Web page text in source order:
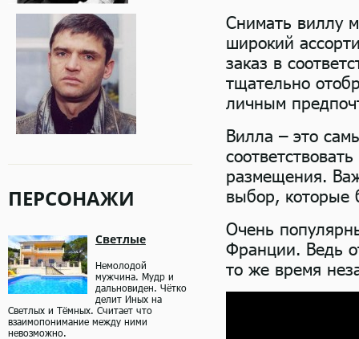
ПЕРСОНАЖИ
Светлые
Немолодой
мужчина. Мудр и
дальновиден. Чётко
делит Иных на
Светлых и Тёмных. Считает что
взаимопонимание между ними
невозможно.
Снимать виллу
широкий
заказ в
тщательно
личным
Вилла – это
размещения.
выбор, которые
Очень
Франции. Ведь
то же время